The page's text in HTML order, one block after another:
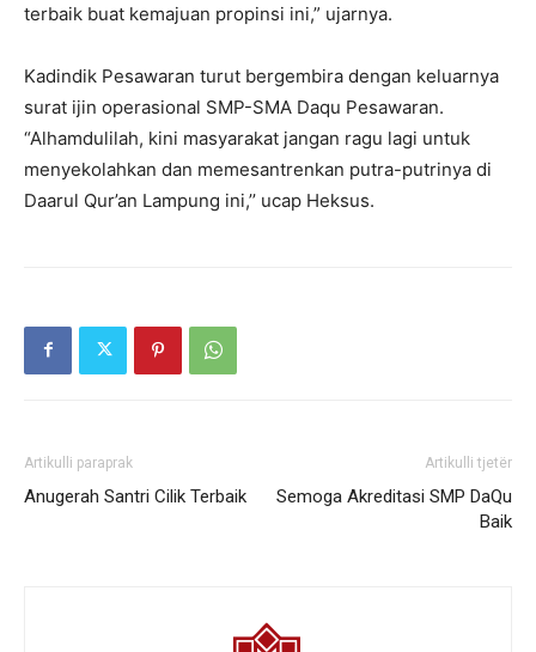
terbaik buat kemajuan propinsi ini,” ujarnya.
Kadindik Pesawaran turut bergembira dengan keluarnya
surat ijin operasional SMP-SMA Daqu Pesawaran.
“Alhamdulilah, kini masyarakat jangan ragu lagi untuk
menyekolahkan dan memesantrenkan putra-putrinya di
Daarul Qur’an Lampung ini,’’ ucap Heksus.
Artikulli paraprak
Anugerah Santri Cilik Terbaik
Artikulli tjetër
Semoga Akreditasi SMP DaQu
Baik